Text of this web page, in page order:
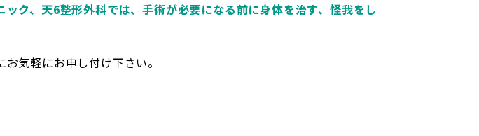
ク、天6整形外科では、手術が必要になる前に身体を治す、怪我をし
気軽にお申し付け下さい。